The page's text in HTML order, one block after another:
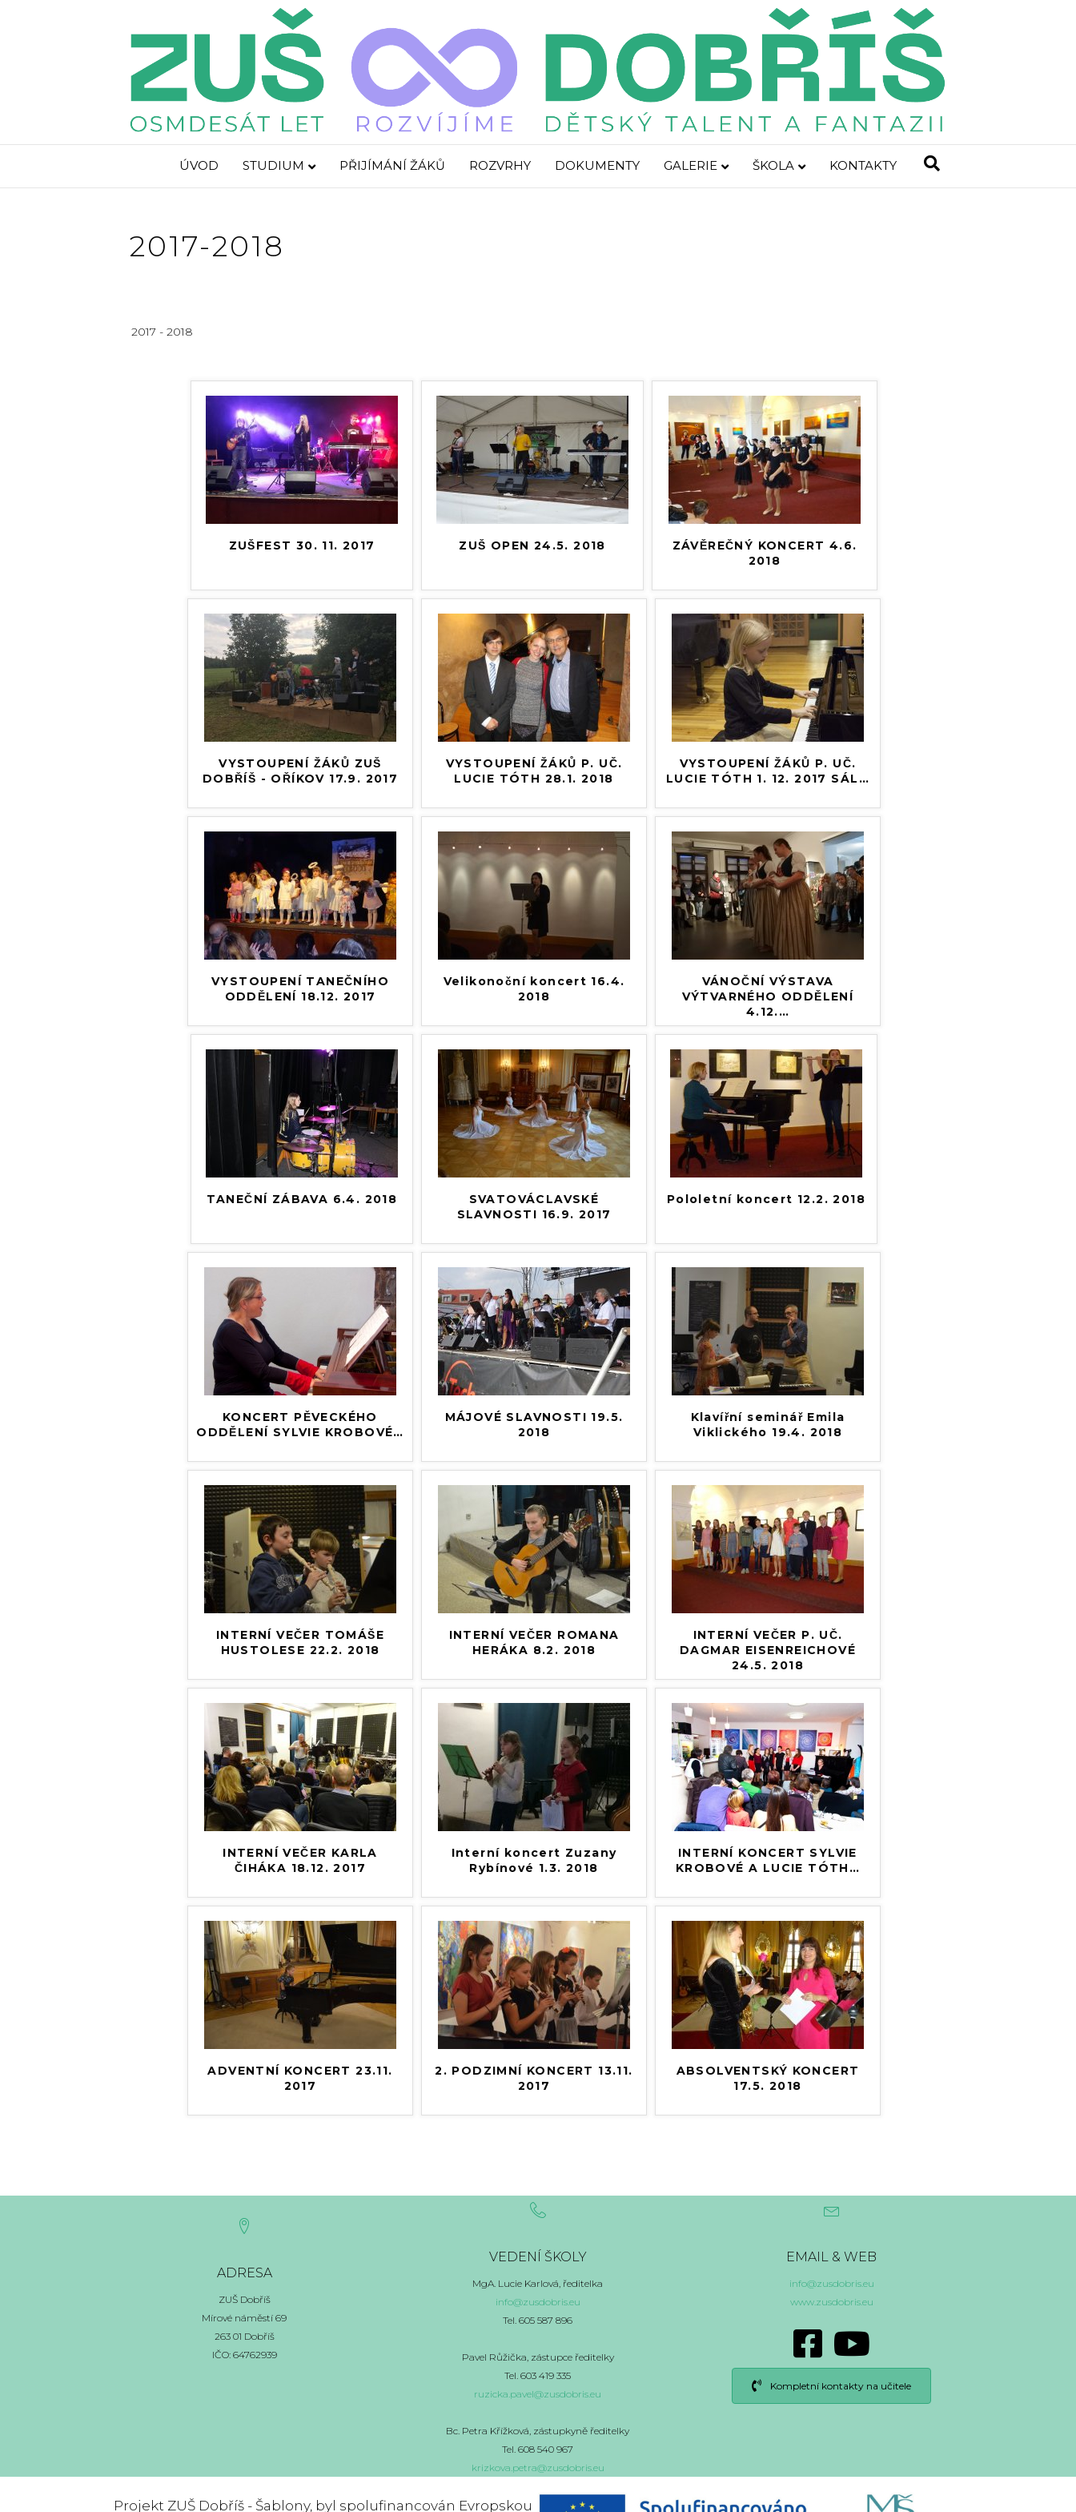
ÚVOD STUDIUM PŘIJÍMÁNÍ ŽÁKŮ ROZVRHY DOKUMENTY GALERIE ŠKOLA KONTAKTY
2017-2018
2017 - 2018
ZUŠFEST 30. 11. 2017 ZUŠ OPEN 24.5. 2018
ZÁVĚREČNÝ KONCERT 4.6.
2018
VYSTOUPENÍ ŽÁKŮ ZUŠ
DOBŘÍŠ - OŘÍKOV 17.9. 2017
VYSTOUPENÍ ŽÁKŮ P. UČ.
LUCIE TÓTH 28.1. 2018
VYSTOUPENÍ ŽÁKŮ P. UČ.
LUCIE TÓTH 1. 12. 2017 SÁL …
VYSTOUPENÍ TANEČNÍHO
ODDĚLENÍ 18.12. 2017
Velikonoční koncert 16.4.
2018
VÁNOČNÍ VÝSTAVA
VÝTVARNÉHO ODDĚLENÍ
4.12.…
TANEČNÍ ZÁBAVA 6.4. 2018
SVATOVÁCLAVSKÉ
SLAVNOSTI 16.9. 2017
Pololetní koncert 12.2. 2018
KONCERT PĚVECKÉHO
ODDĚLENÍ SYLVIE KROBOVÉ…
MÁJOVÉ SLAVNOSTI 19.5.
2018
Klavířní seminář Emila
Viklického 19.4. 2018
INTERNÍ VEČER TOMÁŠE
HUSTOLESE 22.2. 2018
INTERNÍ VEČER ROMANA
HERÁKA 8.2. 2018
INTERNÍ VEČER P. UČ.
DAGMAR EISENREICHOVÉ
24.5. 2018
INTERNÍ VEČER KARLA
ČIHÁKA 18.12. 2017
Interní koncert Zuzany
Rybínové 1.3. 2018
INTERNÍ KONCERT SYLVIE
KROBOVÉ A LUCIE TÓTH …
ADVENTNÍ KONCERT 23.11.
2017
2. PODZIMNÍ KONCERT 13.11.
2017
ABSOLVENTSKÝ KONCERT
17.5. 2018
ADRESA
ZUŠ Dobříš
Mírové náměstí 69
263 01 Dobříš
IČO: 64762939
VEDENÍ ŠKOLY
MgA. Lucie Karlová, ředitelka
info@zusdobris.eu
Tel. 605 587 896
Pavel Růžička, zástupce ředitelky
Tel. 603 419 335
ruzicka.pavel@zusdobris.eu
Bc. Petra Křížková, zástupkyně ředitelky
Tel. 608 540 967
krizkova.petra@zusdobris.eu
EMAIL & WEB
info@zusdobris.eu
www.zusdobris.eu
Kompletní kontakty na učitele
Projekt ZUŠ Dobříš - Šablony, byl spolufinancován Evropskou